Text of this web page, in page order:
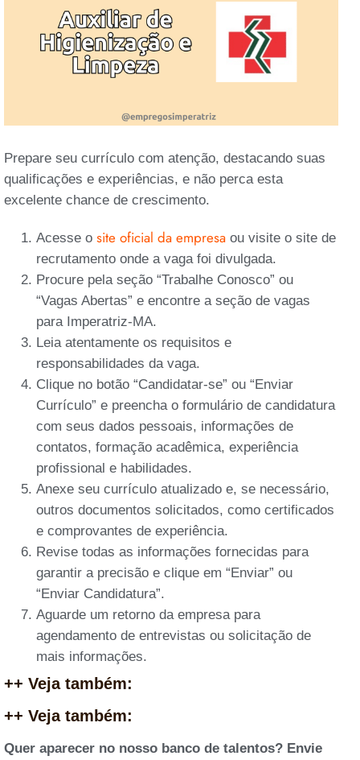
Prepare seu currículo com atenção, destacando suas
qualificações e experiências, e não perca esta
excelente chance de crescimento.
Acesse o site oficial da empresa ou visite o site de
recrutamento onde a vaga foi divulgada.
Procure pela seção “Trabalhe Conosco” ou
“Vagas Abertas” e encontre a seção de vagas
para Imperatriz-MA.
Leia atentamente os requisitos e
responsabilidades da vaga.
Clique no botão “Candidatar-se” ou “Enviar
Currículo” e preencha o formulário de candidatura
com seus dados pessoais, informações de
contatos, formação acadêmica, experiência
profissional e habilidades.
Anexe seu currículo atualizado e, se necessário,
outros documentos solicitados, como certificados
e comprovantes de experiência.
Revise todas as informações fornecidas para
garantir a precisão e clique em “Enviar” ou
“Enviar Candidatura”.
Aguarde um retorno da empresa para
agendamento de entrevistas ou solicitação de
mais informações.
++ Veja também:
++ Veja também:
Quer aparecer no nosso banco de talentos? Envie